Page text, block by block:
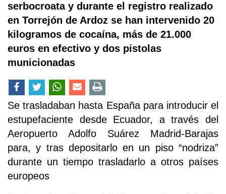
serbocroata y durante el registro realizado
en Torrejón de Ardoz se han intervenido 20
kilogramos de cocaína, más de 21.000
euros en efectivo y dos pistolas
municionadas
Se trasladaban hasta España para introducir el
estupefaciente desde Ecuador, a través del
Aeropuerto Adolfo Suárez Madrid-Barajas
para, y tras depositarlo en un piso “nodriza”
durante un tiempo trasladarlo a otros países
europeos